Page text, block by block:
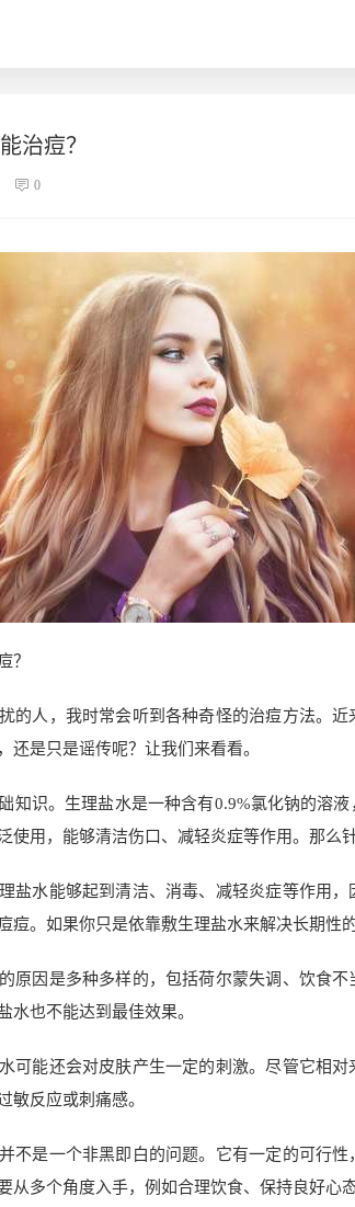
治痘？
0
？
的人，我时常会听到各种奇怪的治痘方法。
还是只是谣传呢？让我们来看看。
知识。生理盐水是一种含有0.9%氯化钠的溶
使用，能够清洁伤口、减轻炎症等作用。那么
盐水能够起到清洁、消毒、减轻炎症等作用
痘。如果你只是依靠敷生理盐水来解决长期性
原因是多种多样的，包括荷尔蒙失调、饮食
水也不能达到最佳效果。
可能还会对皮肤产生一定的刺激。尽管它相
敏反应或刺痛感。
不是一个非黑即白的问题。它有一定的可行
从多个角度入手，例如合理饮食、保持良好心